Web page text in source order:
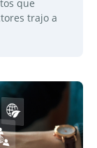
que
trajo a